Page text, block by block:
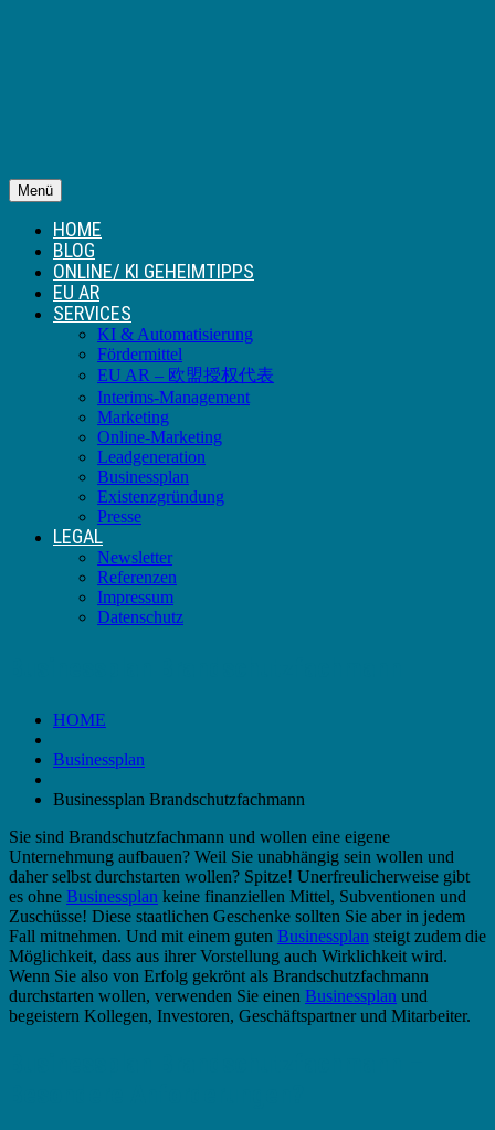
Menü
HOME
BLOG
ONLINE/ KI GEHEIMTIPPS
EU AR
SERVICES
KI & Automatisierung
Fördermittel
EU AR – 欧盟授权代表
Interims-Management
Marketing
Online-Marketing
Leadgeneration
Businessplan
Existenzgründung
Presse
LEGAL
Newsletter
Referenzen
Impressum
Datenschutz
HOME
Businessplan
Businessplan Brandschutzfachmann
Sie sind Brandschutzfachmann und wollen eine eigene
Unternehmung aufbauen? Weil Sie unabhängig sein wollen und
daher selbst durchstarten wollen? Spitze! Unerfreulicherweise gibt
es ohne Businessplan keine finanziellen Mittel, Subventionen und
Zuschüsse! Diese staatlichen Geschenke sollten Sie aber in jedem
Fall mitnehmen. Und mit einem guten Businessplan steigt zudem die
Möglichkeit, dass aus ihrer Vorstellung auch Wirklichkeit wird.
Wenn Sie also von Erfolg gekrönt als Brandschutzfachmann
durchstarten wollen, verwenden Sie einen Businessplan und
begeistern Kollegen, Investoren, Geschäftspartner und Mitarbeiter.